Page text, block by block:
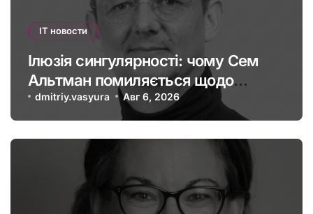
IT новости
Ілюзія сингулярності: чому Сем
Альтман помиляється щодо
штучного інтелекту
dmitriy.vasyura Авг 6, 2026